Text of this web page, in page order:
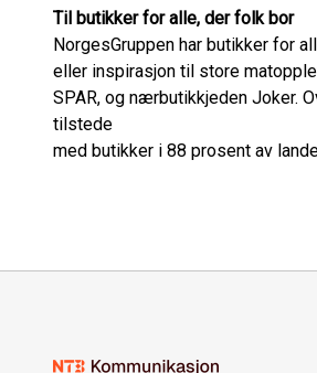
Til butikker for alle, der folk bor
NorgesGruppen har butikker for
eller inspirasjon til store
SPAR, og nærbutikkjeden Joker.
tilstede
med butikker i 88 prosent av